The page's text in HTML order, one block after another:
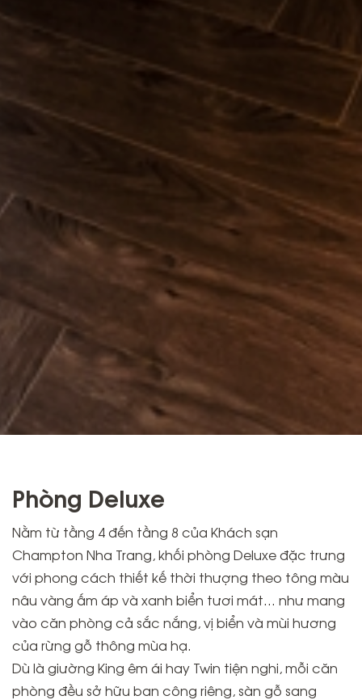
Phòng Deluxe
Nằm từ tầng 4 đến tầng 8 của Khách sạn
Champton Nha Trang, khối phòng Deluxe đặc trưng
với phong cách thiết kế thời thượng theo tông màu
nâu vàng ấm áp và xanh biển tươi mát… như mang
vào căn phòng cả sắc nắng, vị biển và mùi hương
của rừng gỗ thông mùa hạ.
Dù là giường King êm ái hay Twin tiện nghi, mỗi căn
phòng đều sở hữu ban công riêng, sàn gỗ sang